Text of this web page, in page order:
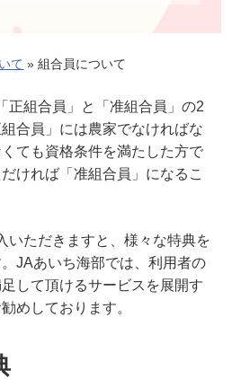
て » 組合員について
正組合員」と「准組合員」の2
合員」には農家でなければな
ても資格条件を満たした方で
ければ「准組合員」になるこ
いただきますと、様々な特典を
JAあいち海部では、利用者の
して頂けるサービスを展開す
めしております。